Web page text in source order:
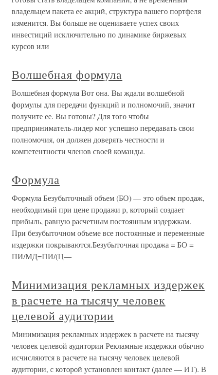
владельцем пакета ее акций, структура вашего портфеля
изменится. Вы больше не оцениваете успех своих
инвестиций исключительно по динамике биржевых
курсов или
Волшебная формула
Волшебная формула Вот она. Вы ждали волшебной
формулы для передачи функций и полномочий, значит
получите ее. Вы готовы? Для того чтобы
предприниматель-лидер мог успешно передавать свои
полномочия, он должен доверять честности и
компетентности членов своей команды.
Формула
Формула Безубыточный объем (БО) — это объем продаж,
необходимый при цене продажи р, который создает
прибыль, равную расчетным постоянным издержкам.
При безубыточном объеме все постоянные и переменные
издержки покрываются.Безубыточная продажа = БО =
ПИ/МД=ПИ/(Ц—
Минимизация рекламных издержек
в расчете на тысячу человек
целевой аудитории
Минимизация рекламных издержек в расчете на тысячу
человек целевой аудитории Рекламные издержки обычно
исчисляются в расчете на тысячу человек целевой
аудитории, с которой установлен контакт (далее — ИТ). В